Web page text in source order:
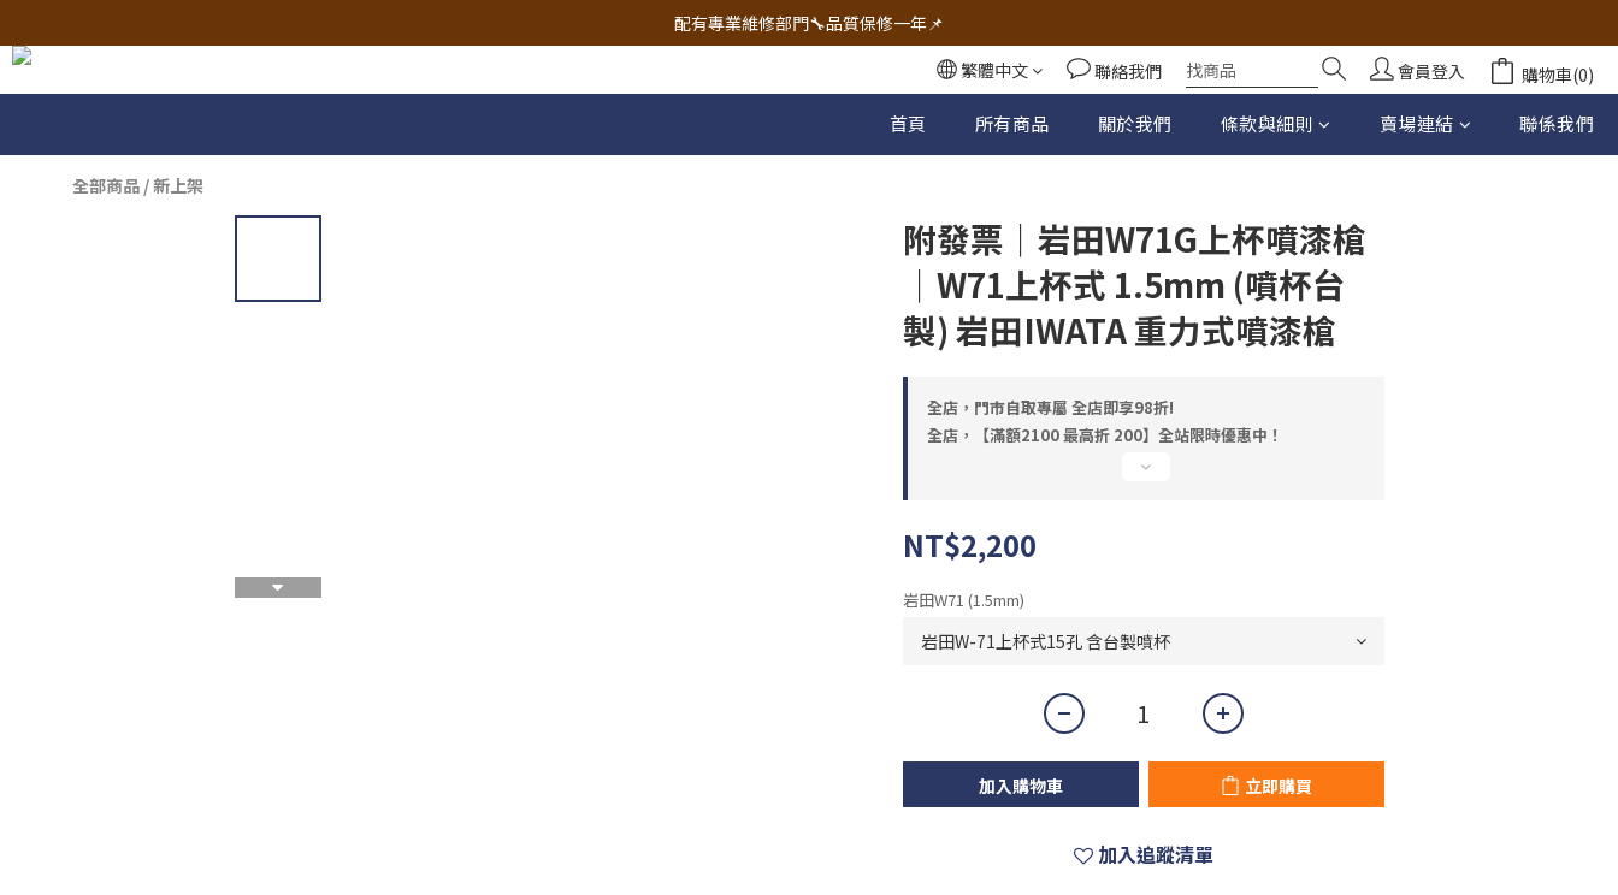
🔧電動工具&五金唯一首選 宇慶五金網拍🔧
配有專業維修部門🔧品質保修一年📌
🔧電動工具&五金唯一首選 宇慶五金網拍🔧繁體中文 聯絡我們 會員登入 購物車(0)
首頁 所有商品 關於我們 條款與細則 賣場連結 聯係我們
全部商品 /新上架
附發票｜岩田W71G上杯噴漆槍
｜W71上杯式 1.5mm (噴杯台
製) 岩田IWATA 重力式噴漆槍
全店，門市自取專屬 全店即享98折!
全店，【滿額2100 最高折 200】全站限時優惠中！
NT$2,200
岩田W71 (1.5mm)
加入購物車 立即購買
加入追蹤清單
立即購買